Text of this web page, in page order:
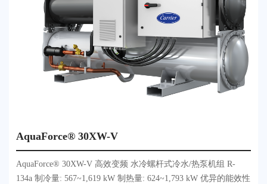
AquaForce® 30XW-V
AquaForce® 30XW-V 高效变频 水冷螺杆式冷水/热泵机组 R-
134a 制冷量: 567~1,619 kW 制热量: 624~1,793 kW 优异的能效性